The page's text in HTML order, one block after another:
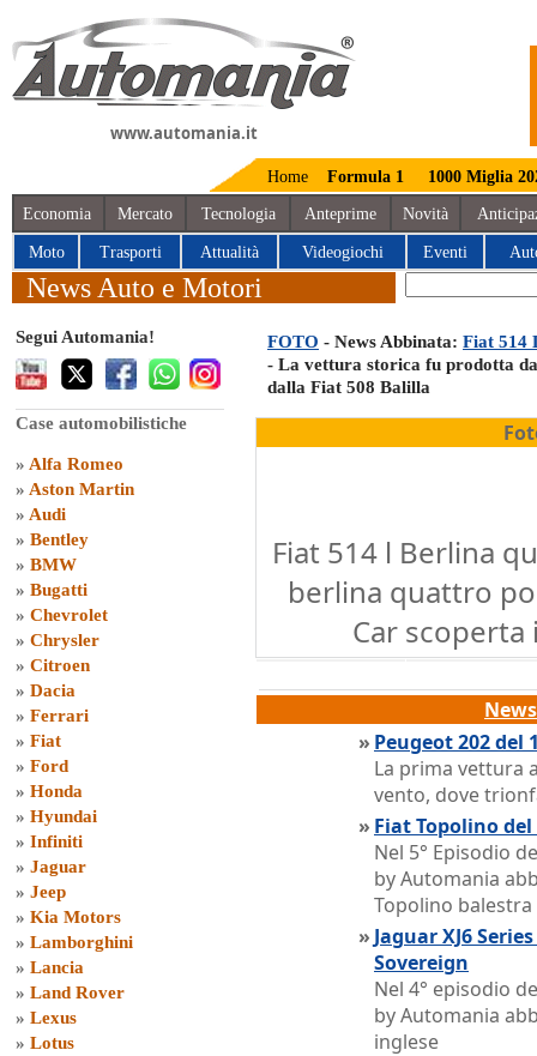
www.automania.it
Home Formula 1 1000 Miglia
Economia Mercato Tecnologia Anteprime Novità
Moto Trasporti Attualità Videogiochi Eventi
News Auto e Motori
Segui Automania!
Case automobilistiche
» Alfa Romeo
» Aston Martin
» Audi
» Bentley
» BMW
» Bugatti
» Chevrolet
» Chrysler
» Citroen
» Dacia
» Ferrari
» Fiat
» Ford
» Honda
» Hyundai
» Infiniti
» Jaguar
» Jeep
» Kia Motors
» Lamborghini
» Lancia
» Land Rover
» Lexus
» Lotus
FOTO - News Abbinata: Fiat 514
- La vettura storica fu prodotta
dalla Fiat 508 Balilla
Fiat 514 l Berlina
berlina quattro
Car
» Peugeot 202 del
La prima vettura
vento, dove
» Fiat Topolino
Nel 5° Episodio
by Automania
Topolino balestra
» Jaguar XJ6
Sovereign
Nel 4° episodio
by Automania
inglese